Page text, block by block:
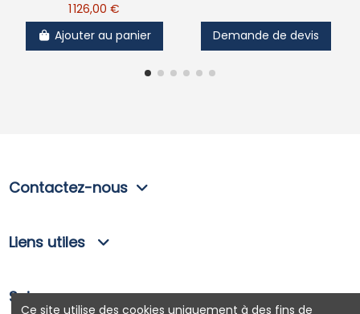
1 126,00 €
Ajouter au panier Demande de devis
Contactez-nous
Liens utiles
Suivez-nous
Ce site utilise des cookies uniquement à des fins de